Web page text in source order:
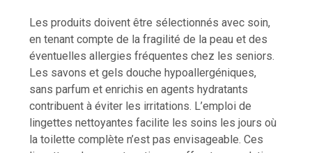
Les produits doivent être sélectionnés avec soin,
en tenant compte de la fragilité de la peau et des
éventuelles allergies fréquentes chez les seniors.
Les savons et gels douche hypoallergéniques,
sans parfum et enrichis en agents hydratants
contribuent à éviter les irritations. L’emploi de
lingettes nettoyantes facilite les soins les jours où
la toilette complète n’est pas envisageable. Ces